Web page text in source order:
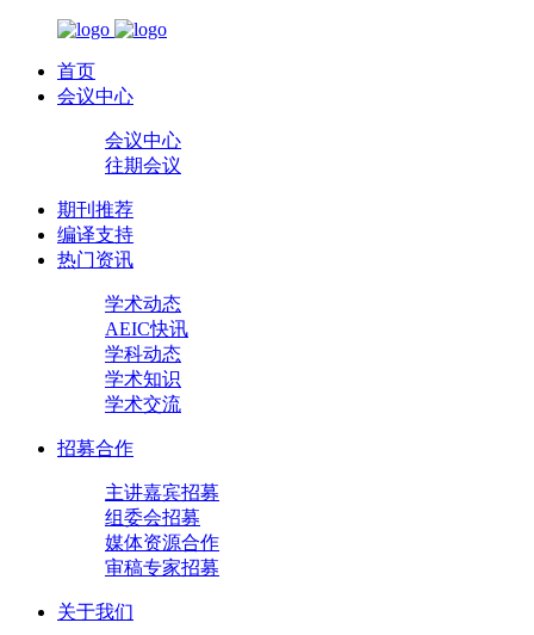
首页
会议中心
会议中心
往期会议
期刊推荐
编译支持
热门资讯
学术动态
AEIC快讯
学科动态
学术知识
学术交流
招募合作
主讲嘉宾招募
组委会招募
媒体资源合作
审稿专家招募
关于我们